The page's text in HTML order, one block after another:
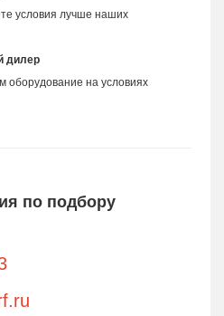
условия лучше наших
дилер
оборудование на условиях
по подбору